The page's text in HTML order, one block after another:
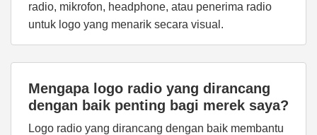
radio, mikrofon, headphone, atau penerima radio
untuk logo yang menarik secara visual.
Mengapa logo radio yang dirancang
dengan baik penting bagi merek saya?
Logo radio yang dirancang dengan baik membantu